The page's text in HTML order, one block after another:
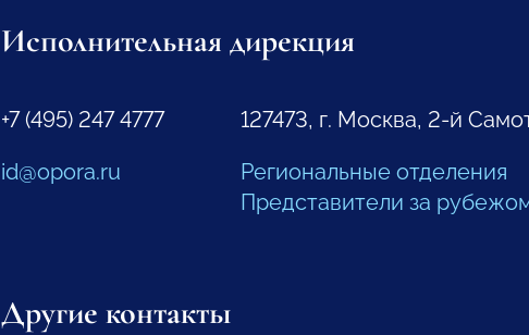
Исполнительная дирекция
+7 (495) 247 4777
id@opora.ru
127473, г. Москва, 2-й
Региональные отделения
Представители за
Другие контакты